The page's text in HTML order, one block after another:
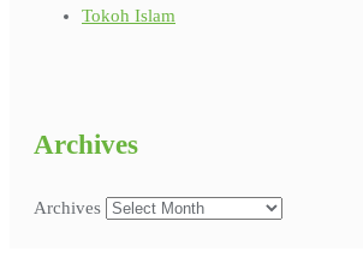
Tokoh Islam
Archives
Archives